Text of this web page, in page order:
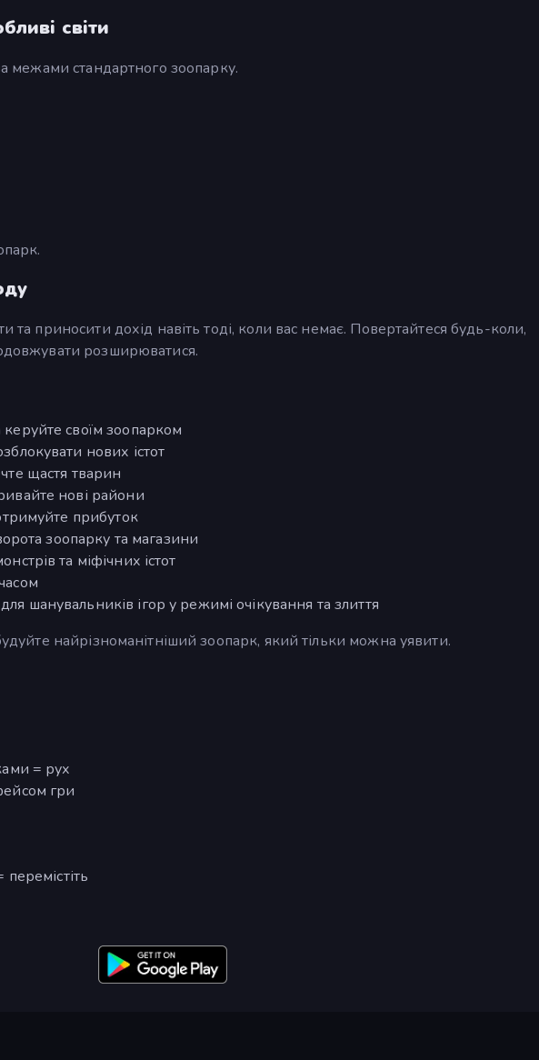
світи
межами стандартного зоопарку.
та приносити дохід навіть тоді, коли вас немає. Повертайтеся будь-коли,
розширюватися.
своїм зоопарком
нових істот
щастя тварин
нові райони
прибуток
зоопарку та магазини
та міфічних істот
шанувальників ігор у режимі очікування та злиття
найрізноманітніший зоопарк, який тільки можна уявити.
= рух
гри
перемістіть